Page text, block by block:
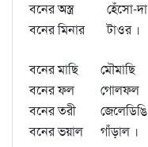
বনের অস্ত্র
হেঁসো-দা
বনের মিনার
টাওর ।
বনের মাছি
মৌমাছি
বনের ফল
গোলফল
বনের তরী
জেলেডিঙি
বনের ভয়াল গাঁড়াল ।